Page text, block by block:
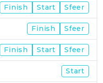
Finish Start Sfeer
Finish Sfeer
Finish Start Sfeer
Start